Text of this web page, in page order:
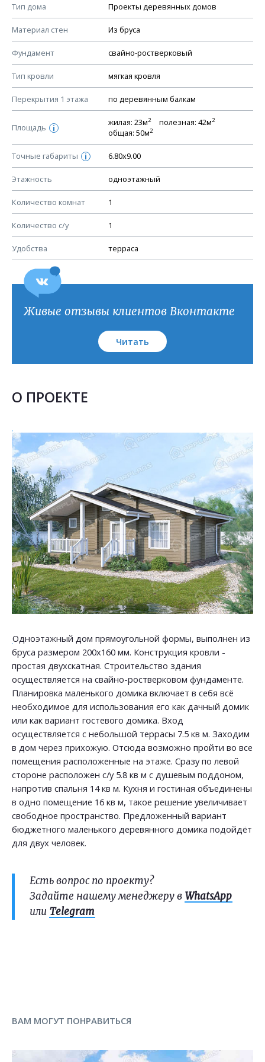
Тип дома Проекты деревянных домов
Материал стен Из бруса
Фундамент свайно-ростверковый
Тип кровли мягкая кровля
Перекрытия 1 этажа по деревянным балкам
Площадь i
жилая: 23м2 полезная: 42м2
общая: 50м2
Точные габариты i 6.80х9.00
Этажность одноэтажный
Количество комнат 1
Количество с/у 1
Удобства терраса
Смотрите советы по выбору материала в нашем
КОНСТРУКТИВНЫЕ РЕШЕНИЯ (КР)
Ведомость рабочих чертежей основного комплекта КР
План фундамента
Устройство фундамента, спецификация материалов
Планы перекрытий этажей, спецификация элементов
Устройство перекрытий
Устройство стен
Спецификация материалов стен
Схема расположения лаг чердака (если есть)
Схема расположения элементов стропил
Спецификация элементов стропил
Устройство стропильной системы
Узлы устройства кровли
План кровли
Живые отзывы клиентов Вконтакте
Читать
О ПРОЕКТЕ
Одноэтажный дом прямоугольной формы, выполнен из
бруса размером 200х160 мм. Конструкция кровли -
простая двухскатная. Строительство здания
осуществляется на свайно-ростверковом фундаменте.
Планировка маленького домика включает в себя всё
необходимое для использования его как дачный домик
или как вариант гостевого домика. Вход
осуществляется с небольшой террасы 7.5 кв м. Заходим
в дом через прихожую. Отсюда возможно пройти во все
помещения расположенные на этаже. Сразу по левой
стороне расположен с/у 5.8 кв м с душевым поддоном,
напротив спальня 14 кв м. Кухня и гостиная объединены
в одно помещение 16 кв м, такое решение увеличивает
свободное пространство. Предложенный вариант
бюджетного маленького деревянного домика подойдёт
для двух человек.
Есть вопрос по проекту?
Задайте нашему менеджеру в WhatsApp
или Telegram
ВАМ МОГУТ ПОНРАВИТЬСЯ